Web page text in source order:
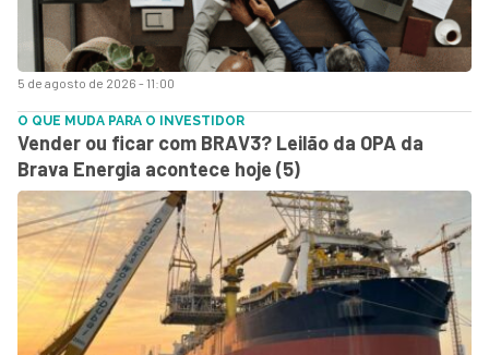
5 de agosto de 2026 - 11:00
O QUE MUDA PARA O INVESTIDOR
Vender ou ficar com BRAV3? Leilão da OPA da
Brava Energia acontece hoje (5)